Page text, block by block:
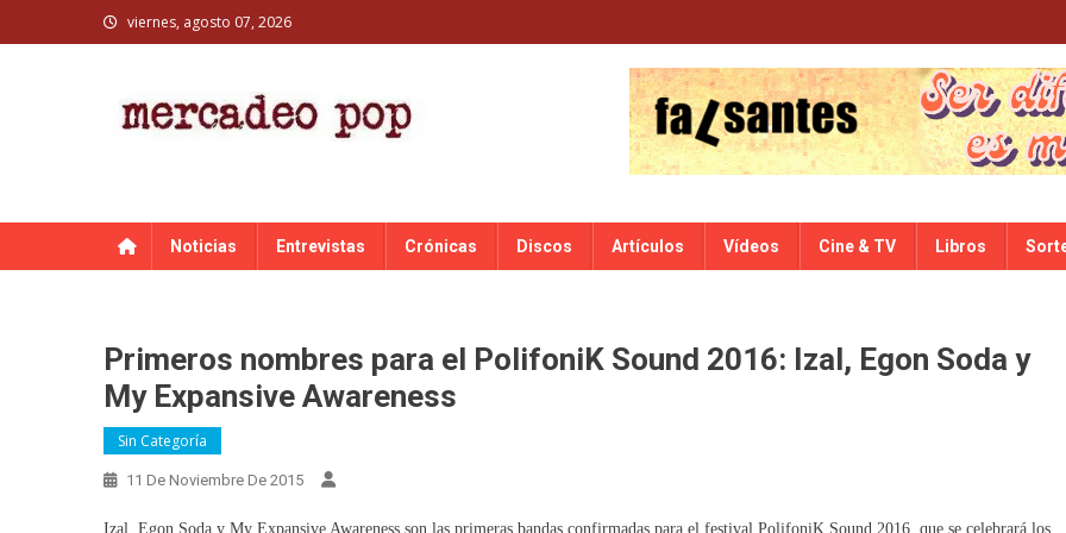
to
viernes, agosto 07, 2026
Noticias Entrevistas Crónicas Discos Artículos Vídeos Cine & TV Libros
Primeros nombres para el PolifoniK Sound 2016: Izal, Egon Soda y
My Expansive Awareness
Sin Categoría
11 De Noviembre De 2015
Izal, Egon Soda y My Expansive Awareness son las primeras bandas confirmadas para el festival PolifoniK Sound 2016, que se celebrará los